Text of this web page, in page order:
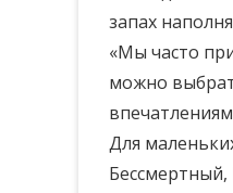
запах
«Мы часто
можно
Для